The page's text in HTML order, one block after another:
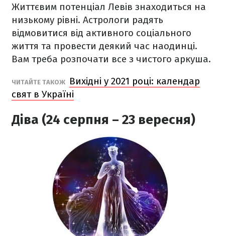
Життєвим потенціал Левів знаходиться на
низькому рівні. Астрологи радять
відмовитися від активного соціального
життя та провести деякий час наодинці.
Вам треба розпочати все з чистого аркуша.
ЧИТАЙТЕ ТАКОЖ
Вихідні у 2021 році: календар
свят в Україні
Діва (24 серпня – 23 вересня)